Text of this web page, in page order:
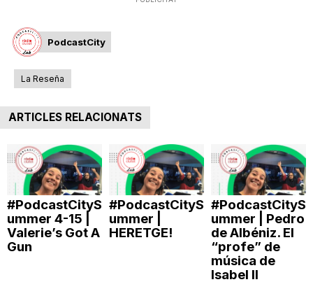
d
a
r
PodcastCity
La Reseña
ARTICLES RELACIONATS
#PodcastCityS
ummer 4-15 |
Valerie’s Got A
Gun
#PodcastCityS
ummer |
HERETGE!
#PodcastCityS
ummer | Pedro
de Albéniz. El
“profe” de
música de
Isabel II